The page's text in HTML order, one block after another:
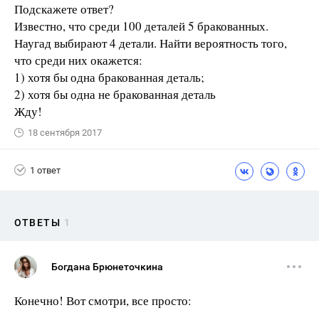
Подскажете ответ?
Известно, что среди 100 деталей 5 бракованных.
Наугад выбирают 4 детали. Найти вероятность того,
что среди них окажется:
1) хотя бы одна бракованная деталь;
2) хотя бы одна не бракованная деталь
Жду!
18 сентября 2017
1 ответ
ОТВЕТЫ 1
Богдана Брюнеточкина
Конечно! Вот смотри, все просто: